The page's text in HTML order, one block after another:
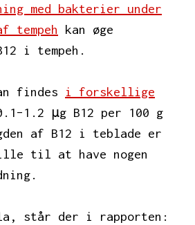
med bakterier under
tempeh kan øge
i tempeh.
findes i forskellige
μg B12 per 100 g
af B12 i teblade er
til at have nogen
står der i rapporten: